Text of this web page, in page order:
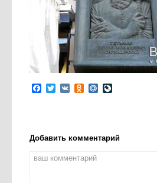
Facebook
Twitter
VK Odnoklassniki
Mail.Ru
Добавить комментарий